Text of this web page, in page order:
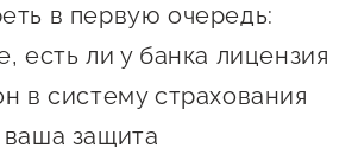
поддержка
в первую очередь:
есть ли у банка лицензия
в систему страхования
защита